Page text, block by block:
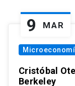
9 MAR
Cristóbal
Berkeley